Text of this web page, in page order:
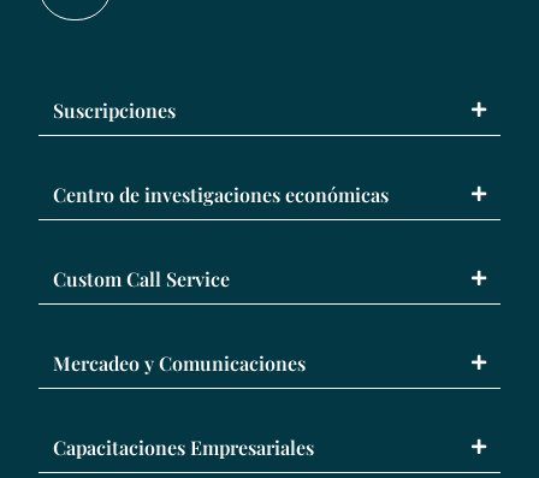
Suscripciones
Centro de investigaciones económicas
Custom Call Service
Mercadeo y Comunicaciones
Capacitaciones Empresariales